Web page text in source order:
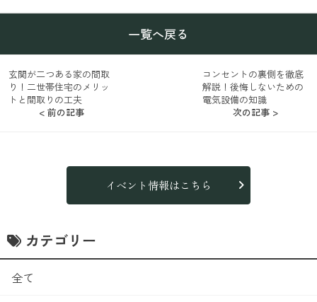
< 前の記事
玄関が二つある家の間取
り！二世帯住宅のメリッ
トと間取りの工夫
一覧へ戻る
コンセントの裏側を徹底
解説！後悔しないための
電気設備の知識
次の記事 >
イベント情報はこちら
カテゴリー
全て